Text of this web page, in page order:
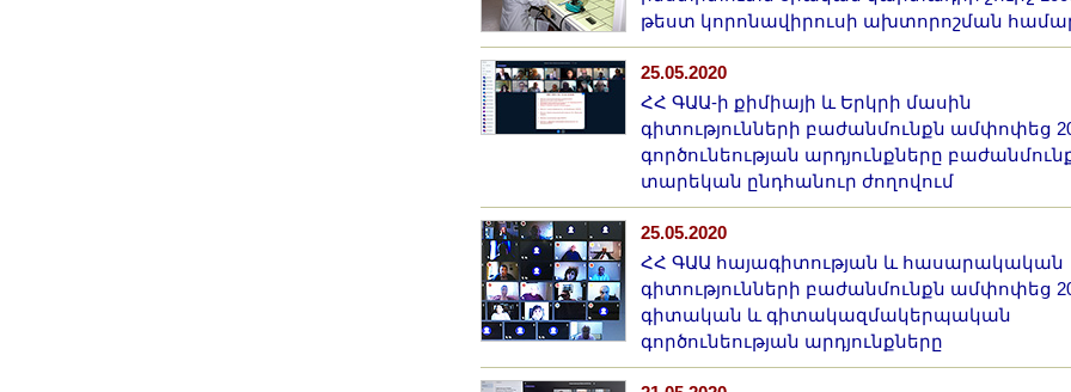
թեստ կորոնավիրուսի ախտորոշման
25.05.2020
ՀՀ ԳԱԱ-ի քիմիայի և Երկրի մասին
գիտությունների բաժանմունքն ամփոփեց
գործունեության արդյունքները
տարեկան ընդհանուր ժողովում
25.05.2020
ՀՀ ԳԱԱ հայագիտության և հասարակական
գիտությունների բաժանմունքն ամփոփեց
գիտական և գիտակազմակերպական
գործունեության արդյունքները